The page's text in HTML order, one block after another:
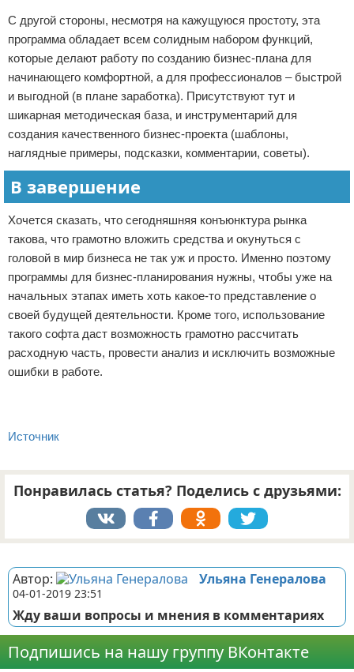
С другой стороны, несмотря на кажущуюся простоту, эта
программа обладает всем солидным набором функций,
которые делают работу по созданию бизнес-плана для
начинающего комфортной, а для профессионалов – быстрой
и выгодной (в плане заработка). Присутствуют тут и
шикарная методическая база, и инструментарий для
создания качественного бизнес-проекта (шаблоны,
наглядные примеры, подсказки, комментарии, советы).
В завершение
Хочется сказать, что сегодняшняя конъюнктура рынка
такова, что грамотно вложить средства и окунуться с
головой в мир бизнеса не так уж и просто. Именно поэтому
программы для бизнес-планирования нужны, чтобы уже на
начальных этапах иметь хоть какое-то представление о
своей будущей деятельности. Кроме того, использование
такого софта даст возможность грамотно рассчитать
расходную часть, провести анализ и исключить возможные
ошибки в работе.
Источник
Понравилась статья? Поделись с друзьями:
Автор: Ульяна Генералова
04-01-2019 23:51
Жду ваши вопросы и мнения в комментариях
Подпишись на нашу группу ВКонтакте